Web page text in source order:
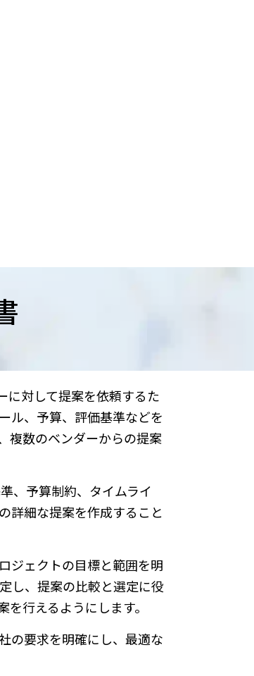
に対して提案を依頼するた
ル、予算、評価基準などを
複数のベンダーからの提案
、予算制約、タイムライ
詳細な提案を作成すること
ジェクトの目標と範囲を明
し、提案の比較と選定に役
行えるようにします。
の要求を明確にし、最適な